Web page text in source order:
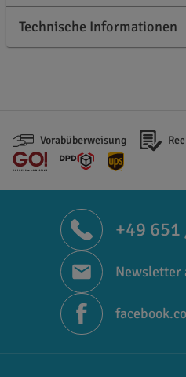
Technische Informationen
Vorabüberweisung
+49
Newsletter